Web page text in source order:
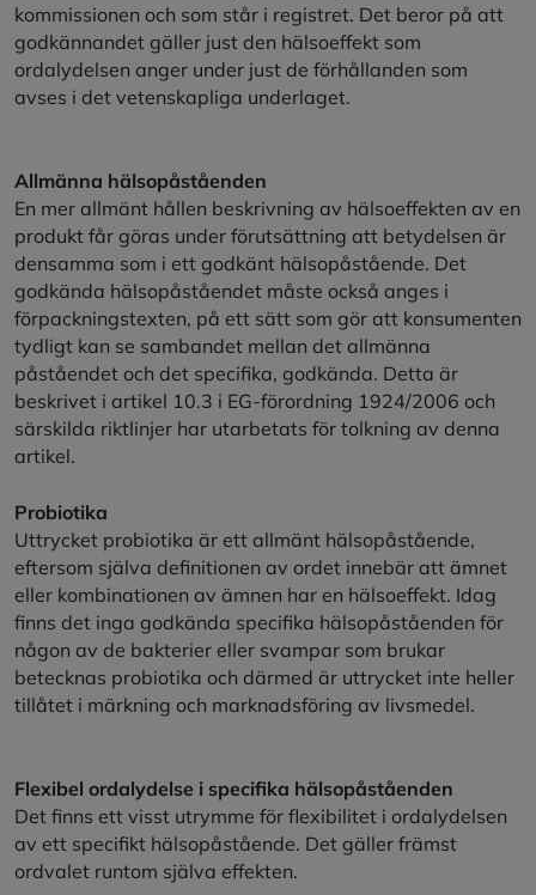
kommissionen och som står i registret. Det beror på att
godkännandet gäller just den hälsoeffekt som
ordalydelsen anger under just de förhållanden som
avses i det vetenskapliga underlaget.
Allmänna hälsopåståenden
En mer allmänt hållen beskrivning av hälsoeffekten av en
produkt får göras under förutsättning att betydelsen är
densamma som i ett godkänt hälsopåstående. Det
godkända hälsopåståendet måste också anges i
förpackningstexten, på ett sätt som gör att konsumenten
tydligt kan se sambandet mellan det allmänna
påståendet och det specifika, godkända. Detta är
beskrivet i artikel 10.3 i EG-förordning 1924/2006 och
särskilda riktlinjer har utarbetats för tolkning av denna
artikel.
Probiotika
Uttrycket probiotika är ett allmänt hälsopåstående,
eftersom själva definitionen av ordet innebär att ämnet
eller kombinationen av ämnen har en hälsoeffekt. Idag
finns det inga godkända specifika hälsopåståenden för
någon av de bakterier eller svampar som brukar
betecknas probiotika och därmed är uttrycket inte heller
tillåtet i märkning och marknadsföring av livsmedel.
Flexibel ordalydelse i specifika hälsopåståenden
Det finns ett visst utrymme för flexibilitet i ordalydelsen
av ett specifikt hälsopåstående. Det gäller främst
ordvalet runtom själva effekten.